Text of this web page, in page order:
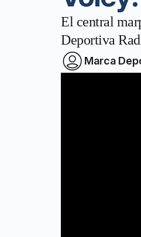
El central
Deportiva
Marca